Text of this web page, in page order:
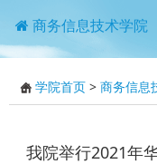
商务信息技术学院
学院首页 > 商务信息
我院举行2021年